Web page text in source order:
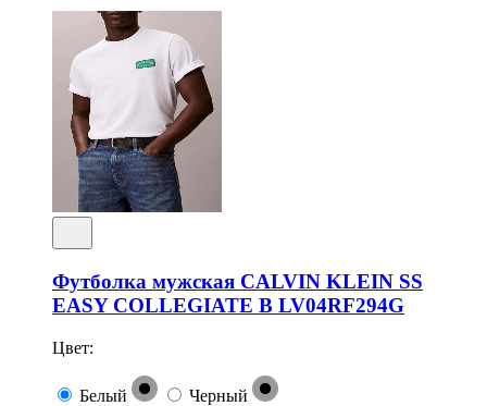
Футболка мужская CALVIN KLEIN SS
EASY COLLEGIATE B LV04RF294G
Цвет:
Белый Черный